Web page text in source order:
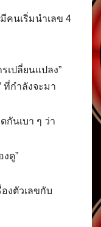
คนเริ่มนำเลข 4
เปลี่ยนแปลง”
ที่กำลังจะมา
กันเบา ๆ ว่า
ดู”
งตัวเลขกับ